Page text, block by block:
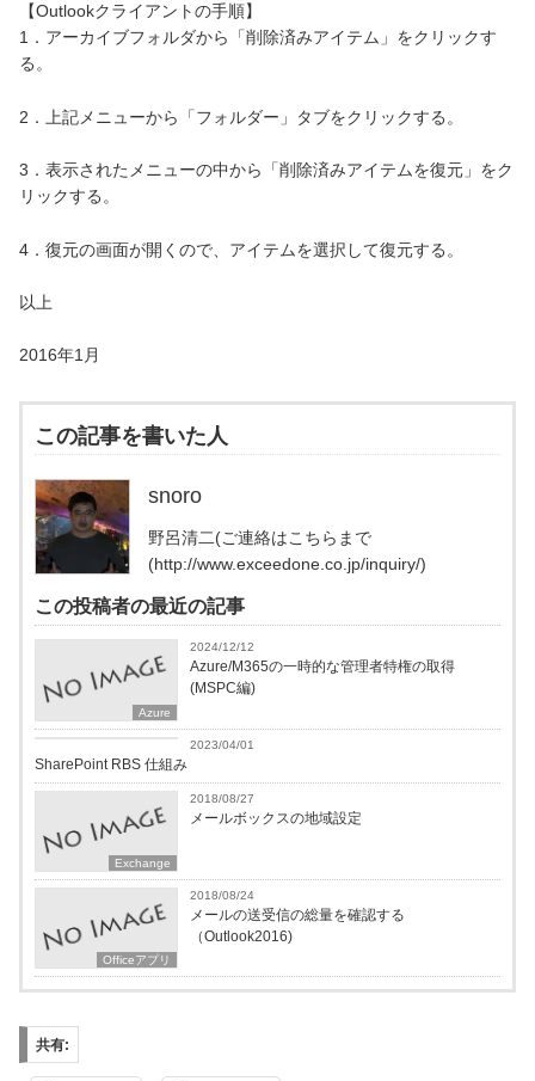
【Outlookクライアントの手順】
1．アーカイブフォルダから「削除済みアイテム」をクリックす
る。
2．上記メニューから「フォルダー」タブをクリックする。
3．表示されたメニューの中から「削除済みアイテムを復元」をク
リックする。
4．復元の画面が開くので、アイテムを選択して復元する。
以上
2016年1月
この記事を書いた人
snoro
野呂清二(ご連絡はこちらまで
(http://www.exceedone.co.jp/inquiry/)
この投稿者の最近の記事
Azure
2024/12/12
Azure/M365の一時的な管理者特権の取得
(MSPC編)
Microsoft365
2023/04/01
SharePoint RBS 仕組み
Exchange
2018/08/27
メールボックスの地域設定
Officeアプリ
2018/08/24
メールの送受信の総量を確認する
（Outlook2016)
共有: